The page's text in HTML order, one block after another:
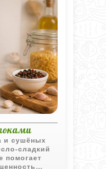
и сушёных
сладкий
помогает